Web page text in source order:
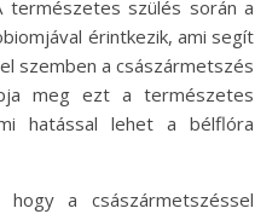
természetes szülés során a
érintkezik, ami segít
szemben a császármetszés
meg ezt a természetes
hatással lehet a bélflóra
a császármetszéssel